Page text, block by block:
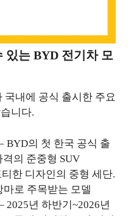
있는 BYD 전기차 모
국내에 공식 출시한 주요
니다.
BYD의 첫 한국 공식 출
의 준중형 SUV
한 디자인의 중형 세단.
로 주목받는 모델
2025년 하반기~2026년